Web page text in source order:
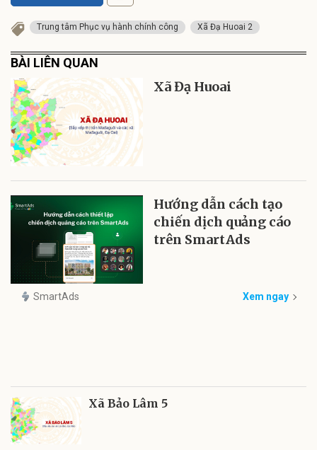
Trung tâm Phục vụ hành chính công Xã Đạ Huoai 2
BÀI LIÊN QUAN
Xã Đạ Huoai
Hướng dẫn cách tạo
chiến dịch quảng cáo
trên SmartAds
SmartAds Xem ngay
Xã Bảo Lâm 5